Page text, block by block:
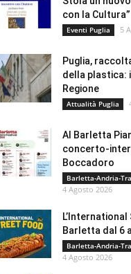
con la Cultura”
Eventi Puglia 5
Puglia,
della plastica:
Regione
Attualità Puglia
Al Barletta
concerto-
Boccadoro
Barletta-Andria-
4 Agosto 2026
Barletta dal 6
Barletta-Andria-
4 Agosto 2026